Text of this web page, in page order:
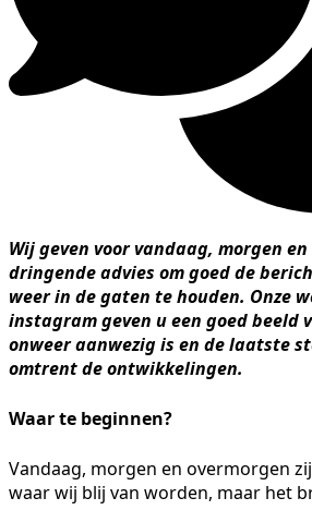
Wij geven voor vandaag, morgen
dringende advies om goed de
weer in de gaten te houden. Onze
instagram geven u een goed beeld
onweer aanwezig is en de laatste
omtrent de ontwikkelingen.
Waar te beginnen?
Vandaag, morgen en overmorgen
waar wij blij van worden, maar het